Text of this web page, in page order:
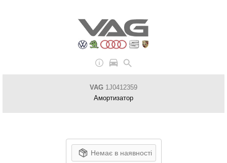
VAG 1J0412359
Амортизатор
Немає в наявності